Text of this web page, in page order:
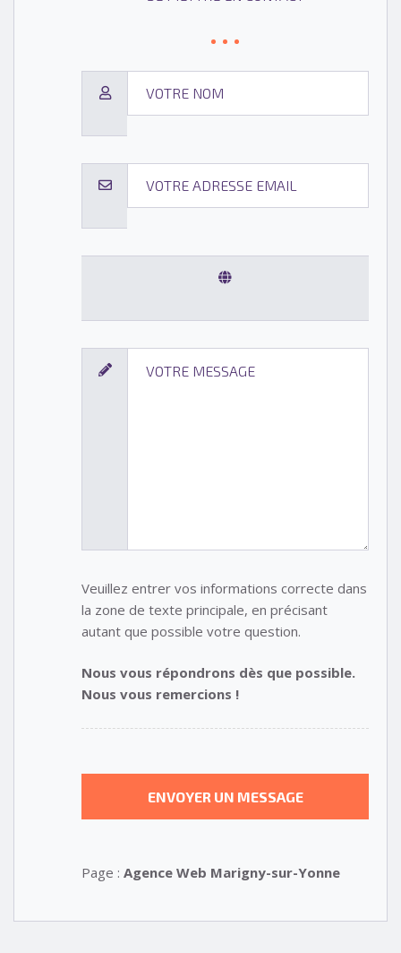
Veuillez entrer vos informations correcte dans
la zone de texte principale, en précisant
autant que possible votre question.
Nous vous répondrons dès que possible.
Nous vous remercions !
Page : Agence Web Marigny-sur-Yonne